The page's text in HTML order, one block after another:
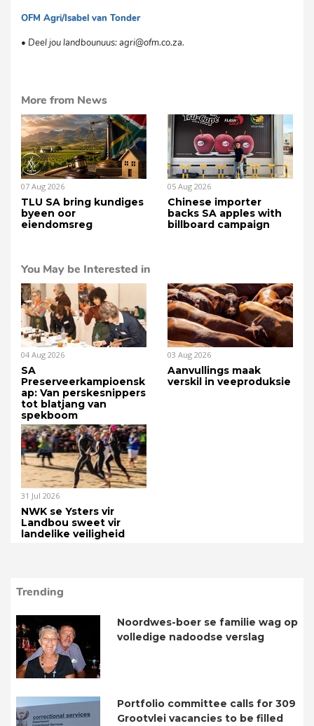
OFM Agri/Isabel van Tonder
• Deel jou landbounuus: agri@ofm.co.za.
More from News
07 Aug 2026
TLU SA bring kundiges
byeen oor
eiendomsreg
05 Aug 2026
Chinese importer
backs SA apples with
billboard campaign
You May be Interested in
04 Aug 2026
SA
Preserveerkampioensk
ap: Van perskesnippers
tot blatjang van
spekboom
03 Aug 2026
Aanvullings maak
verskil in veeproduksie
31 Jul 2026
NWK se Ysters vir
Landbou sweet vir
landelike veiligheid
Trending
Noordwes-boer se familie wag op
volledige nadoodse verslag
Portfolio committee calls for 309
Grootvlei vacancies to be filled